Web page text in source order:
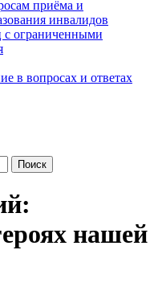
приёма и
инвалидов
с ограниченными
в вопросах и ответах
нашей